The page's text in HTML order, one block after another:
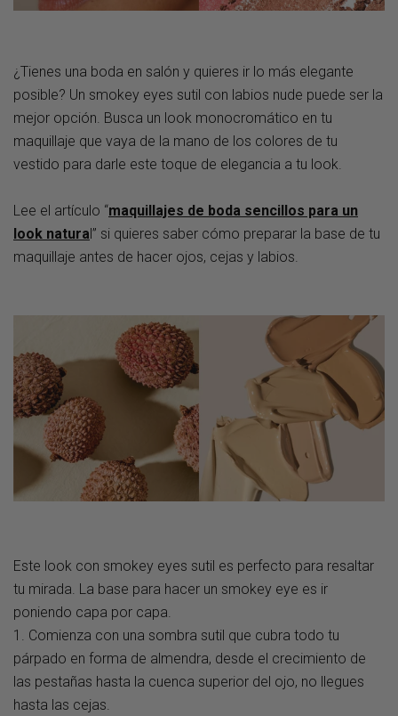
¿Tienes una boda en salón y quieres ir lo más elegante
posible? Un smokey eyes sutil con labios nude puede ser la
mejor opción. Busca un look monocromático en tu
maquillaje que vaya de la mano de los colores de tu
vestido para darle este toque de elegancia a tu look.
Lee el artículo “maquillajes de boda sencillos para un
look natural” si quieres saber cómo preparar la base de tu
maquillaje antes de hacer ojos, cejas y labios.
Este look con smokey eyes sutil es perfecto para resaltar
tu mirada. La base para hacer un smokey eye es ir
poniendo capa por capa.
1. Comienza con una sombra sutil que cubra todo tu
párpado en forma de almendra, desde el crecimiento de
las pestañas hasta la cuenca superior del ojo, no llegues
hasta las cejas.